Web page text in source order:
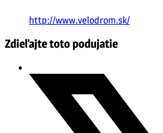
http://www.velodrom.sk/
Zdieľajte toto podujatie